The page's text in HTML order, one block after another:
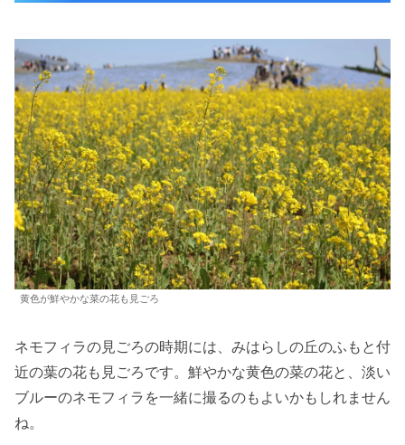
黄色が鮮やかな菜の花も見ごろ
ネモフィラの見ごろの時期には、みはらしの丘のふもと付
近の葉の花も見ごろです。鮮やかな黄色の菜の花と、淡い
ブルーのネモフィラを一緒に撮るのもよいかもしれません
ね。